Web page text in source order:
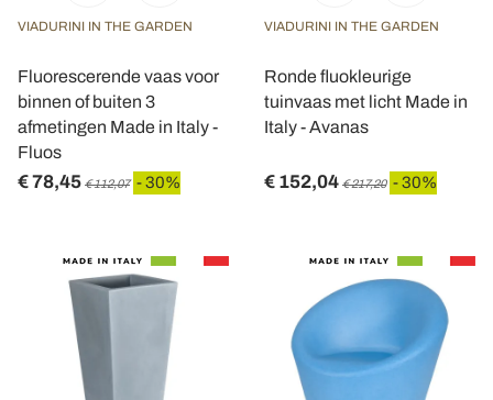
VIADURINI IN THE GARDEN
Fluorescerende vaas voor
binnen of buiten 3
afmetingen Made in Italy -
Fluos
€ 78,45 € 112,07 - 30%
VIADURINI IN THE GARDEN
Ronde fluokleurige
tuinvaas met licht Made in
Italy - Avanas
€ 152,04 € 217,20 - 30%